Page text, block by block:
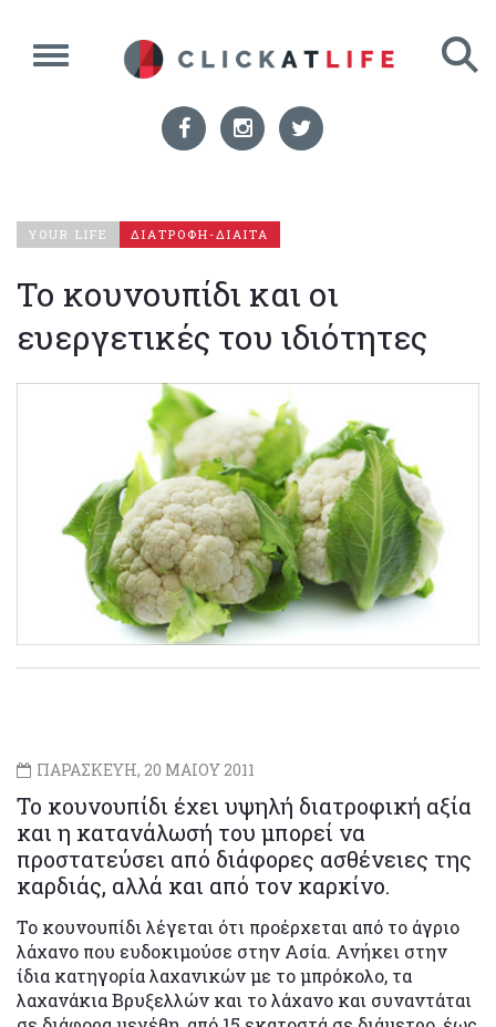
YOUR LIFE ΔΙΑΤΡΟΦΗ-ΔΙΑΙΤΑ
Το κουνουπίδι και οι
ευεργετικές του ιδιότητες
ΠΑΡΑΣΚΕΥΗ, 20 ΜΑΙΟΥ 2011
Το κουνουπίδι έχει υψηλή διατροφική αξία
και η κατανάλωσή του μπορεί να
προστατεύσει από διάφορες ασθένειες της
καρδιάς, αλλά και από τον καρκίνο.
Το κουνουπίδι λέγεται ότι προέρχεται από το άγριο
λάχανο που ευδοκιμούσε στην Ασία. Ανήκει στην
ίδια κατηγορία λαχανικών με το μπρόκολο, τα
λαχανάκια Βρυξελλών και το λάχανο και συναντάται